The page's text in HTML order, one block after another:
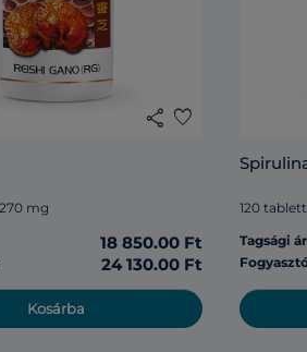
share favorite
mg
18 850.00 Ft
24 130.00 Ft
Kosárba
120
Tagsági ár